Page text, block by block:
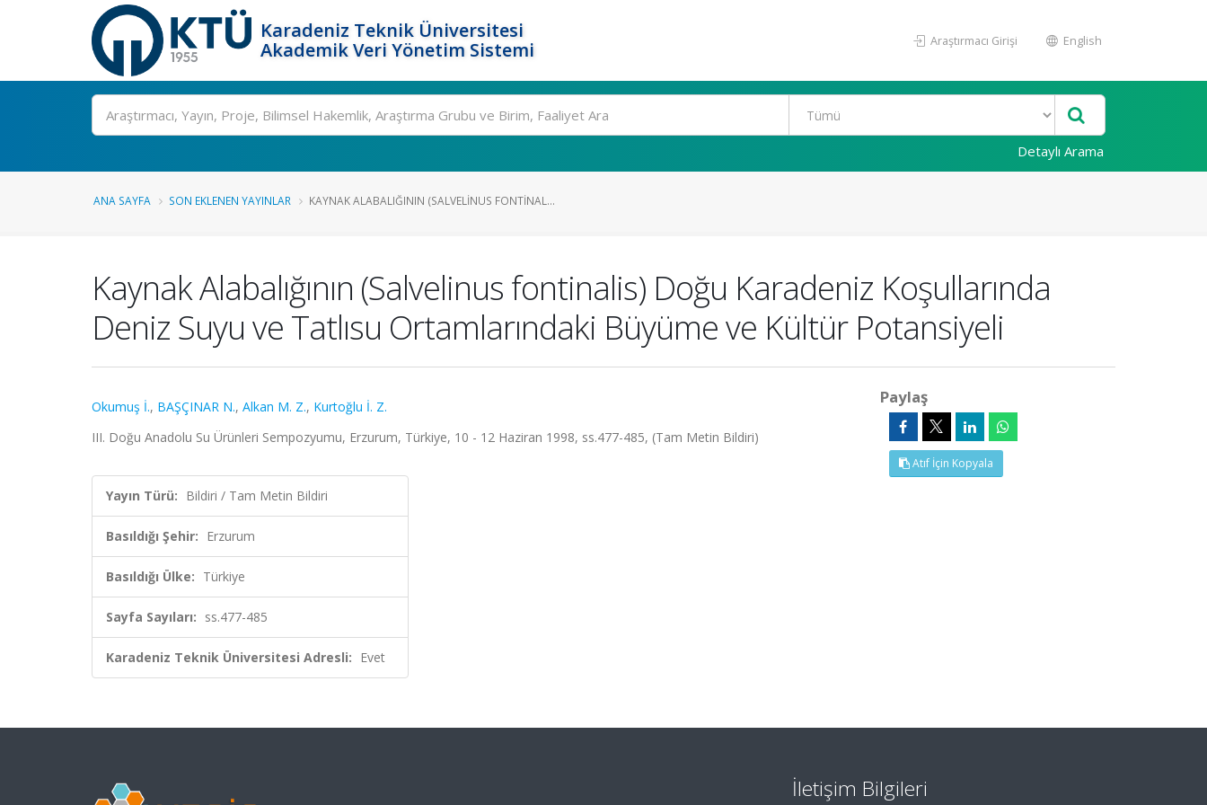
Karadeniz Teknik Üniversitesi
Akademik Veri Yönetim Sistemi
Araştırmacı Girişi English
Ara
Detaylı Arama
ANA SAYFA SON EKLENEN YAYINLAR KAYNAK ALABALIĞININ (SALVELINUS FONTINAL...
Kaynak Alabalığının (Salvelinus fontinalis) Doğu Karadeniz Koşullarında
Deniz Suyu ve Tatlısu Ortamlarındaki Büyüme ve Kültür Potansiyeli
Okumuş İ., BAŞÇINAR N., Alkan M. Z., Kurtoğlu İ. Z.
III. Doğu Anadolu Su Ürünleri Sempozyumu, Erzurum, Türkiye, 10 - 12 Haziran 1998, ss.477-485, (Tam Metin Bildiri)
Yayın Türü: Bildiri / Tam Metin Bildiri
Basıldığı Şehir: Erzurum
Basıldığı Ülke: Türkiye
Sayfa Sayıları: ss.477-485
Karadeniz Teknik Üniversitesi Adresli: Evet
Paylaş
Atıf İçin Kopyala
İletişim Bilgileri